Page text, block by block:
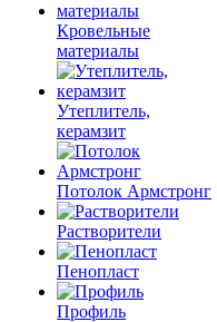
Кровельные
материалы
Утеплитель,
керамзит
Потолок Армстронг
Растворители
Пенопласт
Профиль